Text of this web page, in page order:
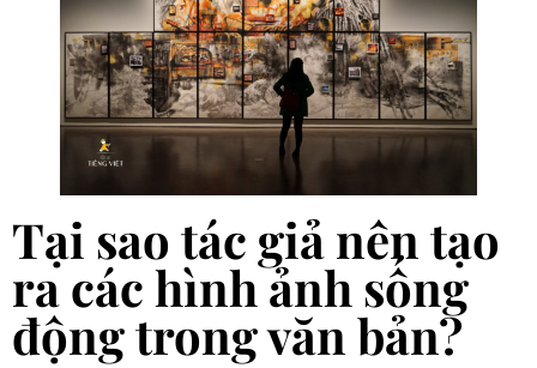
Tại sao tác giả nên tạo
ra các hình ảnh sống
động trong văn bản?